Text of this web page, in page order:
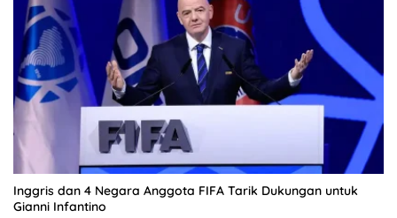
Inggris dan 4 Negara Anggota FIFA Tarik Dukungan untuk
Gianni Infantino